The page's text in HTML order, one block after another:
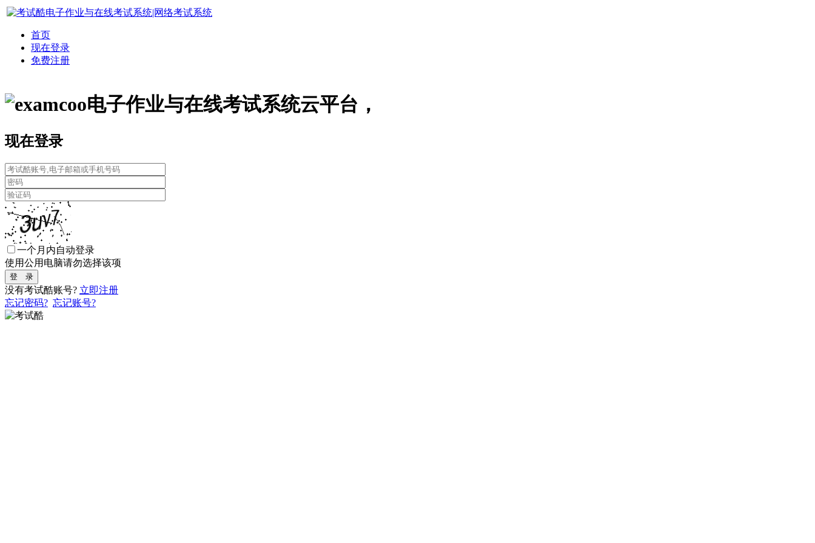
首页
现在登录
免费注册
电子作业与在线考试系统云平台，
现在登录
一个月内自动登录
使用公用电脑请勿选择该项
登 录
没有考试酷账号? 立即注册
忘记密码? 忘记账号?